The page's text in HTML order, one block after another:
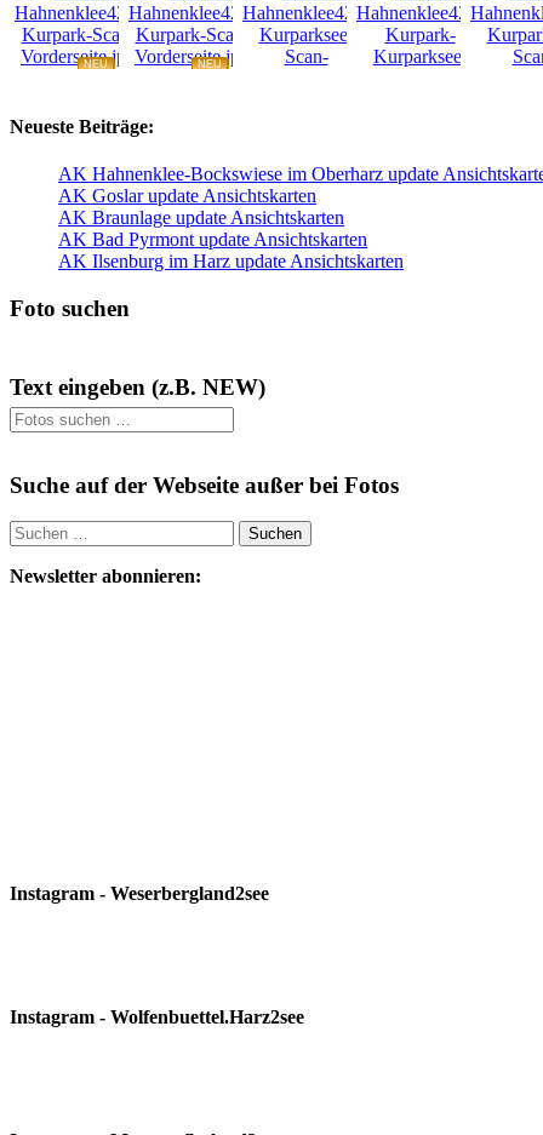
NEU
NEU
Neueste Beiträge:
AK Hahnenklee-Bockswiese im Oberharz update
AK Goslar update Ansichtskarten
AK Braunlage update Ansichtskarten
AK Bad Pyrmont update Ansichtskarten
AK Ilsenburg im Harz update Ansichtskarten
Foto suchen
Text eingeben (z.B. NEW)
Suche auf der Webseite außer bei Fotos
Suchen
nach:
Newsletter abonnieren:
Instagram - Weserbergland2see
Instagram - Wolfenbuettel.Harz2see